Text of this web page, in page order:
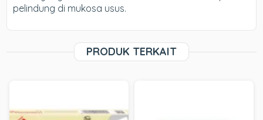
pelindung di mukosa usus.
PRODUK TERKAIT